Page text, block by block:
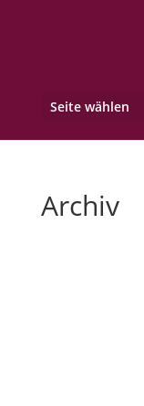
Seite wählen
Archiv